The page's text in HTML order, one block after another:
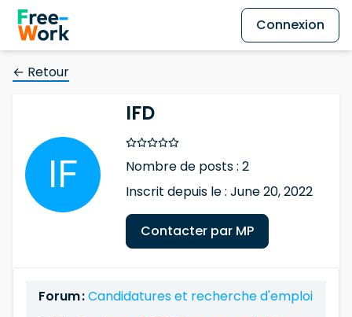
Connexion
← Retour
IFD
Nombre de posts : 2
Inscrit depuis le : June 20, 2022
Contacter par MP
Forum :Candidatures et recherche d'emploi